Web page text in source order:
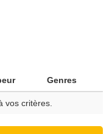
Genres
vos critères.